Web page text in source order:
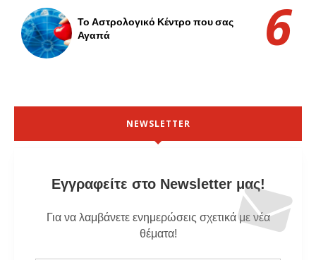
Το Αστρολογικό Κέντρο που σας
Αγαπά
NEWSLETTER
Εγγραφείτε στο Newsletter μας!
Για να λαμβάνετε ενημερώσεις σχετικά με νέα
θέματα!